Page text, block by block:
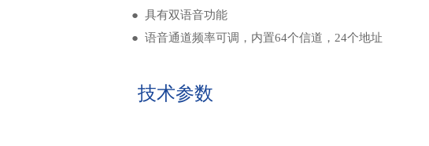
● 具有双语音功能
● 语音通道频率可调，内置64个信道，24个地址
技术参数